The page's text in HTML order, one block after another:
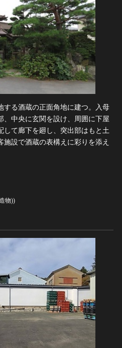
サイトのご意見はこちら
する酒蔵の正面角地に建つ。入母
、中央に玄関を設け、周囲に下屋
して廊下を廻し、突出部はもと土
設で酒蔵の表構えに彩りを添え
物))